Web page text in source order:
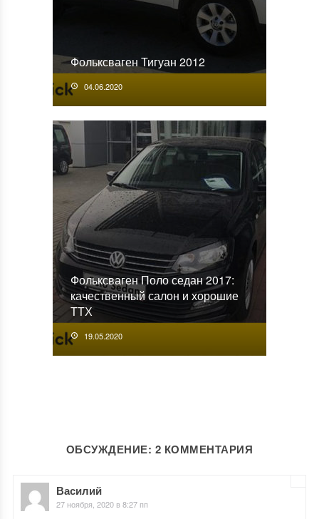
Фольксваген Тигуан 2012
04.06.2020
Фольксваген Поло седан 2017:
качественный салон и хорошие
ТТХ
19.05.2020
ОБСУЖДЕНИЕ: 2 КОММЕНТАРИЯ
Василий
27 ноября, 2020 в 8:27 пп